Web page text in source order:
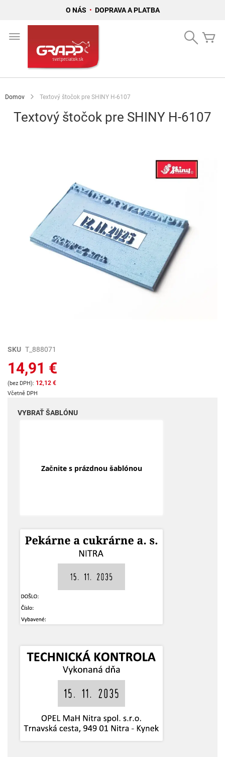
O NÁS • DOPRAVA A PLATBA
Search
Domov Textový štočok pre SHINY H-6107
Textový štočok pre SHINY H-6107
Preskočiť
začiatok
galérie
obrázkov
SKU T_888071
14,91 €
12,12 €
Včetně DPH
VYBRAŤ ŠABLÓNU
Začnite s prázdnou šablónou